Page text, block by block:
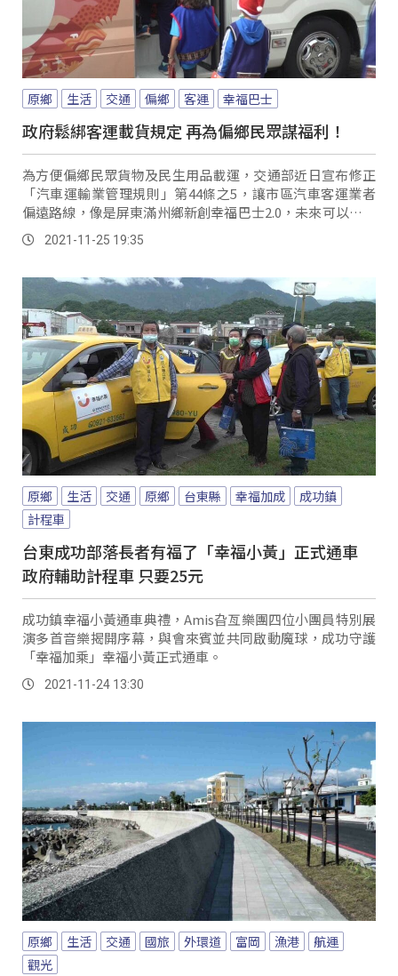
原鄉 生活 交通 偏鄉 客運 幸福巴士
政府鬆綁客運載貨規定 再為偏鄉民眾謀福利！
為方便偏鄉民眾貨物及民生用品載運，交通部近日宣布修正
「汽車運輸業管理規則」第44條之5，讓市區汽車客運業者
偏遠路線，像是屏東滿州鄉新創幸福巴士2.0，未來可以利用
既有行駛班次提供貨運服務。
2021-11-25 19:35
原鄉 生活 交通 原鄉 台東縣 幸福加成
成功鎮
計程車
台東成功部落長者有福了「幸福小黃」正式通車
政府輔助計程車 只要25元
成功鎮幸福小黃通車典禮，Amis旮亙樂團四位小團員特別展
演多首音樂揭開序幕，與會來賓並共同啟動魔球，成功守護
「幸福加乘」幸福小黃正式通車。
2021-11-24 13:30
原鄉 生活 交通 國旅 外環道 富岡 漁港
航運
觀光